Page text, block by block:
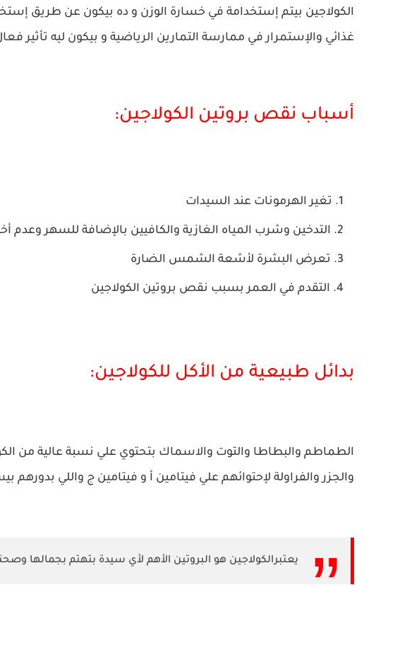
الكولاجين بيتم إستخدامة في خسارة الوزن و ده بيكون عن طريق
غذائي والإستمرار في ممارسة التمارين الرياضية و بيكون ليه تأثير
أسباب نقص بروتين الكولاجين:
تغير الهرمونات عند السيدات
التدخين وشرب المياه الغازية والكافيين بالإضافة للسهر وعدم
تعرض البشرة لأشعة الشمس الضارة
التقدم في العمر بسبب نقص بروتين الكولاجين
بدائل طبيعية من الأكل للكولاجين:
الطماطم والبطاطا والتوت والاسماك بتحتوي علي نسبة عالية من
والجزر والفراولة لإحتوائهم علي فيتامين أ و فيتامين ج واللي
يعتبرالكولاجين هو البروتين الأهم لأي سيدة بتهتم بجمالها